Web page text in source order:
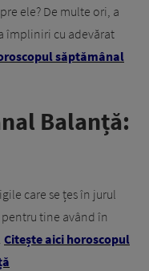
ele? De multe ori, a
împliniri cu adevărat
săptămânal
Balanță:
care se țes în jurul
pentru tine având în
Citește aici horoscopul